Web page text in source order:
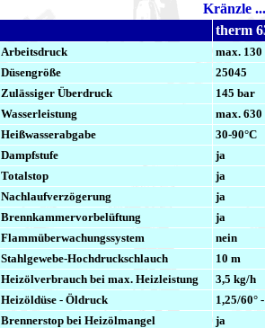
Kränzle
therm
Arbeitsdruck
max.
Düsengröße
25045
Zulässiger Überdruck
145 bar
Wasserleistung
max.
Heißwasserabgabe
30-90°C
Dampfstufe
ja
Totalstop
ja
Nachlaufverzögerung
ja
Brennkammervorbelüftung
ja
Flammüberwachungssystem
nein
Stahlgewebe-Hochdruckschlauch
10 m
Heizölverbrauch bei max. Heizleistung
3,5 kg/h
Heizöldüse - Öldruck
1,25/60°
Brennerstop bei Heizölmangel
ja